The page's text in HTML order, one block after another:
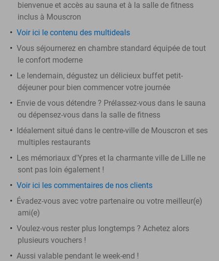
bienvenue et accès au sauna et à la salle de fitness
inclus à Mouscron
Voir ici le contenu des multideals
Vous séjournerez en chambre standard équipée de tout
le confort moderne
Le lendemain, dégustez un délicieux buffet petit-
déjeuner pour bien commencer votre journée
Envie de vous détendre ? Prélassez-vous dans le sauna
ou dépensez-vous dans la salle de fitness
Idéalement situé dans le centre-ville de Mouscron et ses
multiples restaurants
Les mémoriaux d'Ypres et la charmante ville de Lille ne
sont pas loin également !
Voir ici les commentaires de nos clients
Évadez-vous avec votre partenaire ou votre meilleur(e)
ami(e)
Voulez-vous rester plus longtemps ? Achetez alors
plusieurs vouchers !
Aussi valable pendant le week-end !